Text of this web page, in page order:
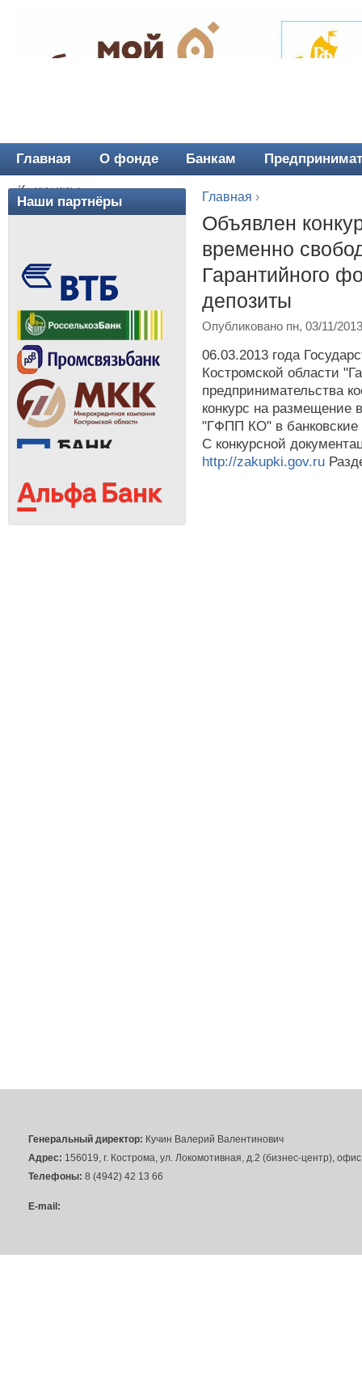
Главная ›
Объявлен
временно
Гарантийного
депозиты
Опубликовано пн, 03/11/
06.03.2013 года
Костромской области
предпринимательства
конкурс на размещение
"ГФПП КО" в банковские
С конкурсной
http://zakupki.gov.ru
Главное меню
Главная О фонде Банкам
Контакты
Наши партнёры
Генеральный директор: Кучин Валерий Валентинович
Адрес: 156019, г. Кострома, ул. Локомотивная, д.2 (бизнес-центр),
Телефоны: 8 (4942) 42 13 66
E-mail: